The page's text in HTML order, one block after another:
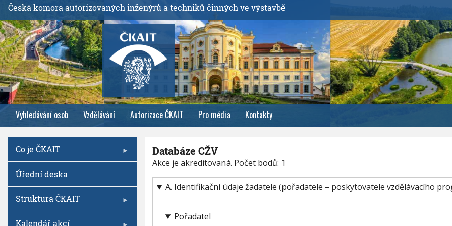
ř
e
j
í
t
k
h
l
v
Česká komora autorizovaných inženýrů a techniků činných ve výstavbě
Vyhledávání osob Vzdělávání Autorizace ČKAIT Pro média Kontakty
Databáze CŽV
Akce je akreditovaná. Počet bodů: 1
A. Identifikační údaje žadatele (pořadatele – poskytovatele vzdělávacího
Pořadatel
Co je ČKAIT
Úřední deska
Struktura ČKAIT
Kalendář akcí